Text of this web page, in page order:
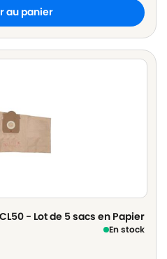
au panier
- Lot de 5 sacs en Papier
En stock